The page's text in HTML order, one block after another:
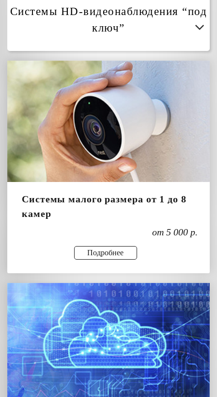
Системы HD-видеонаблюдения “под
ключ”
Системы малого размера от 1 до 8
камер
от 5 000 р.
Подробнее